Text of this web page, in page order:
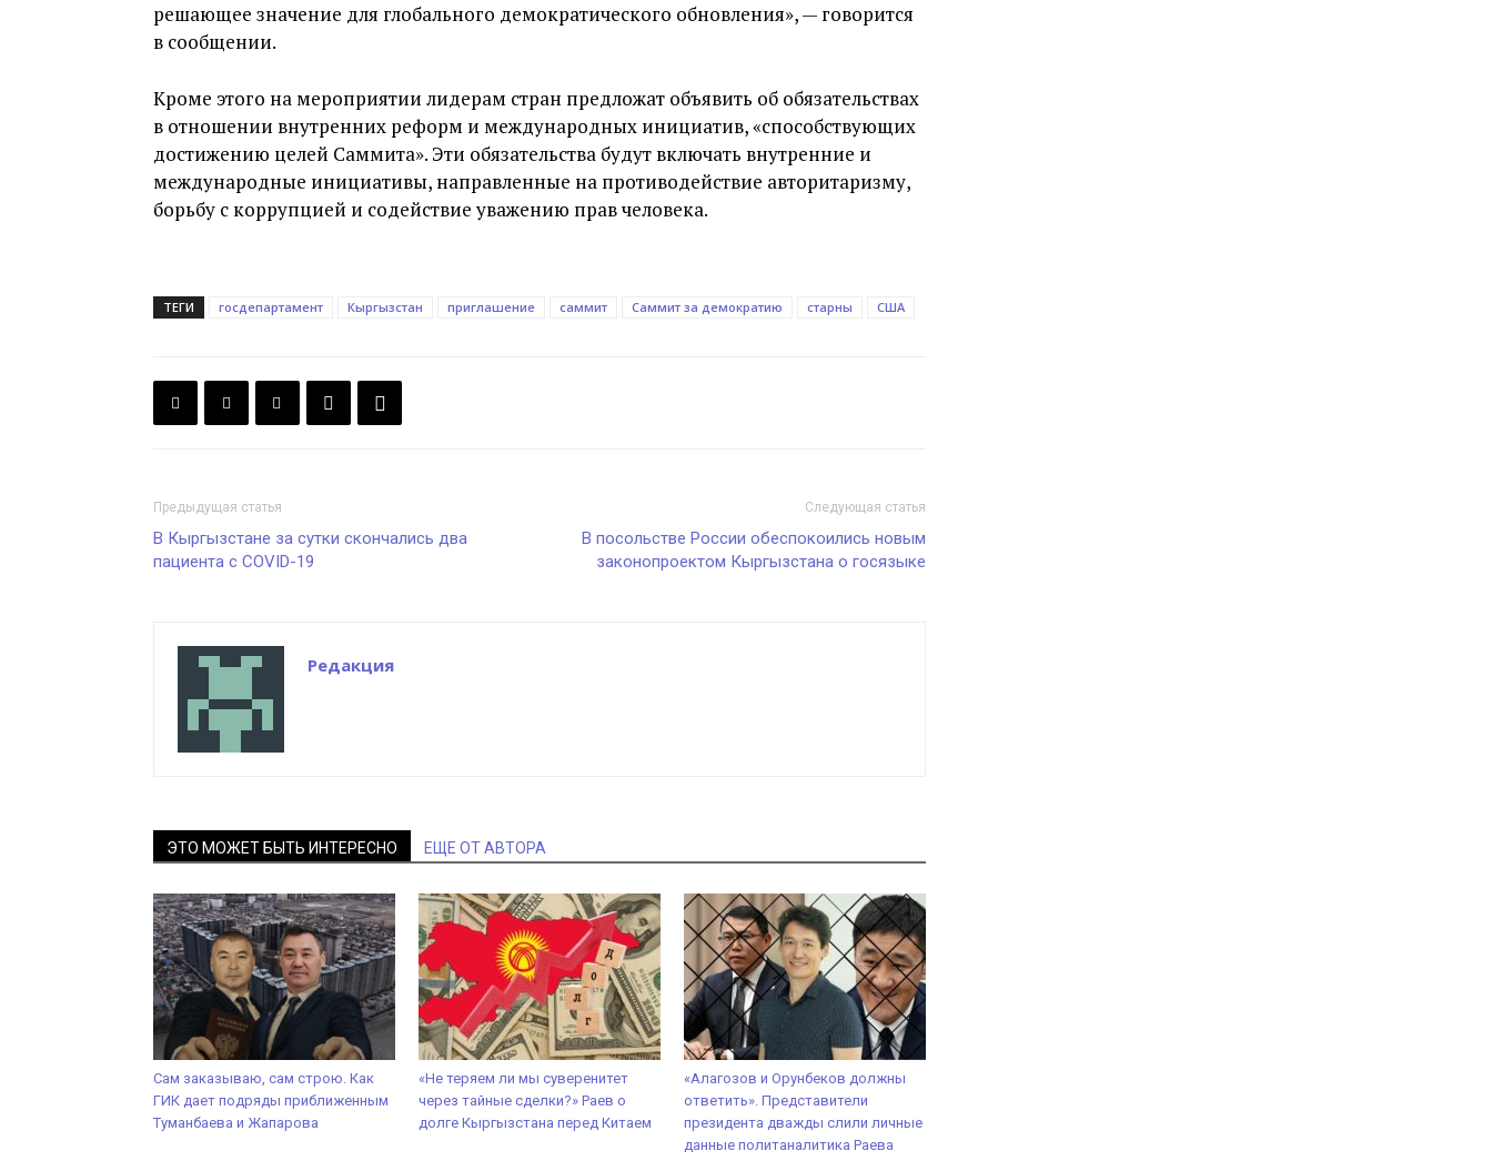
решающее значение для глобального демократического обновления», — говорится
в сообщении.
Кроме этого на мероприятии лидерам стран предложат объявить об обязательствах
в отношении внутренних реформ и международных инициатив, «способствующих
достижению целей Саммита». Эти обязательства будут включать внутренние и
международные инициативы, направленные на противодействие авторитаризму,
борьбу с коррупцией и содействие уважению прав человека.
ТЕГИ госдепартамент Кыргызстан приглашение саммит Саммит за демократию старны США
Предыдущая статья
В Кыргызстане за сутки скончались два
пациента с COVID-19
Следующая статья
В посольстве России обеспокоились новым
законопроектом Кыргызстана о госязыке
Редакция
ЭТО МОЖЕТ БЫТЬ ИНТЕРЕСНО ЕЩЕ ОТ АВТОРА
Сам заказываю, сам строю. Как
ГИК дает подряды приближенным
Туманбаева и Жапарова
«Не теряем ли мы суверенитет
через тайные сделки?» Раев о
долге Кыргызстана перед Китаем
«Алагозов и Орунбеков должны
ответить». Представители
президента дважды слили личные
данные политаналитика Раева